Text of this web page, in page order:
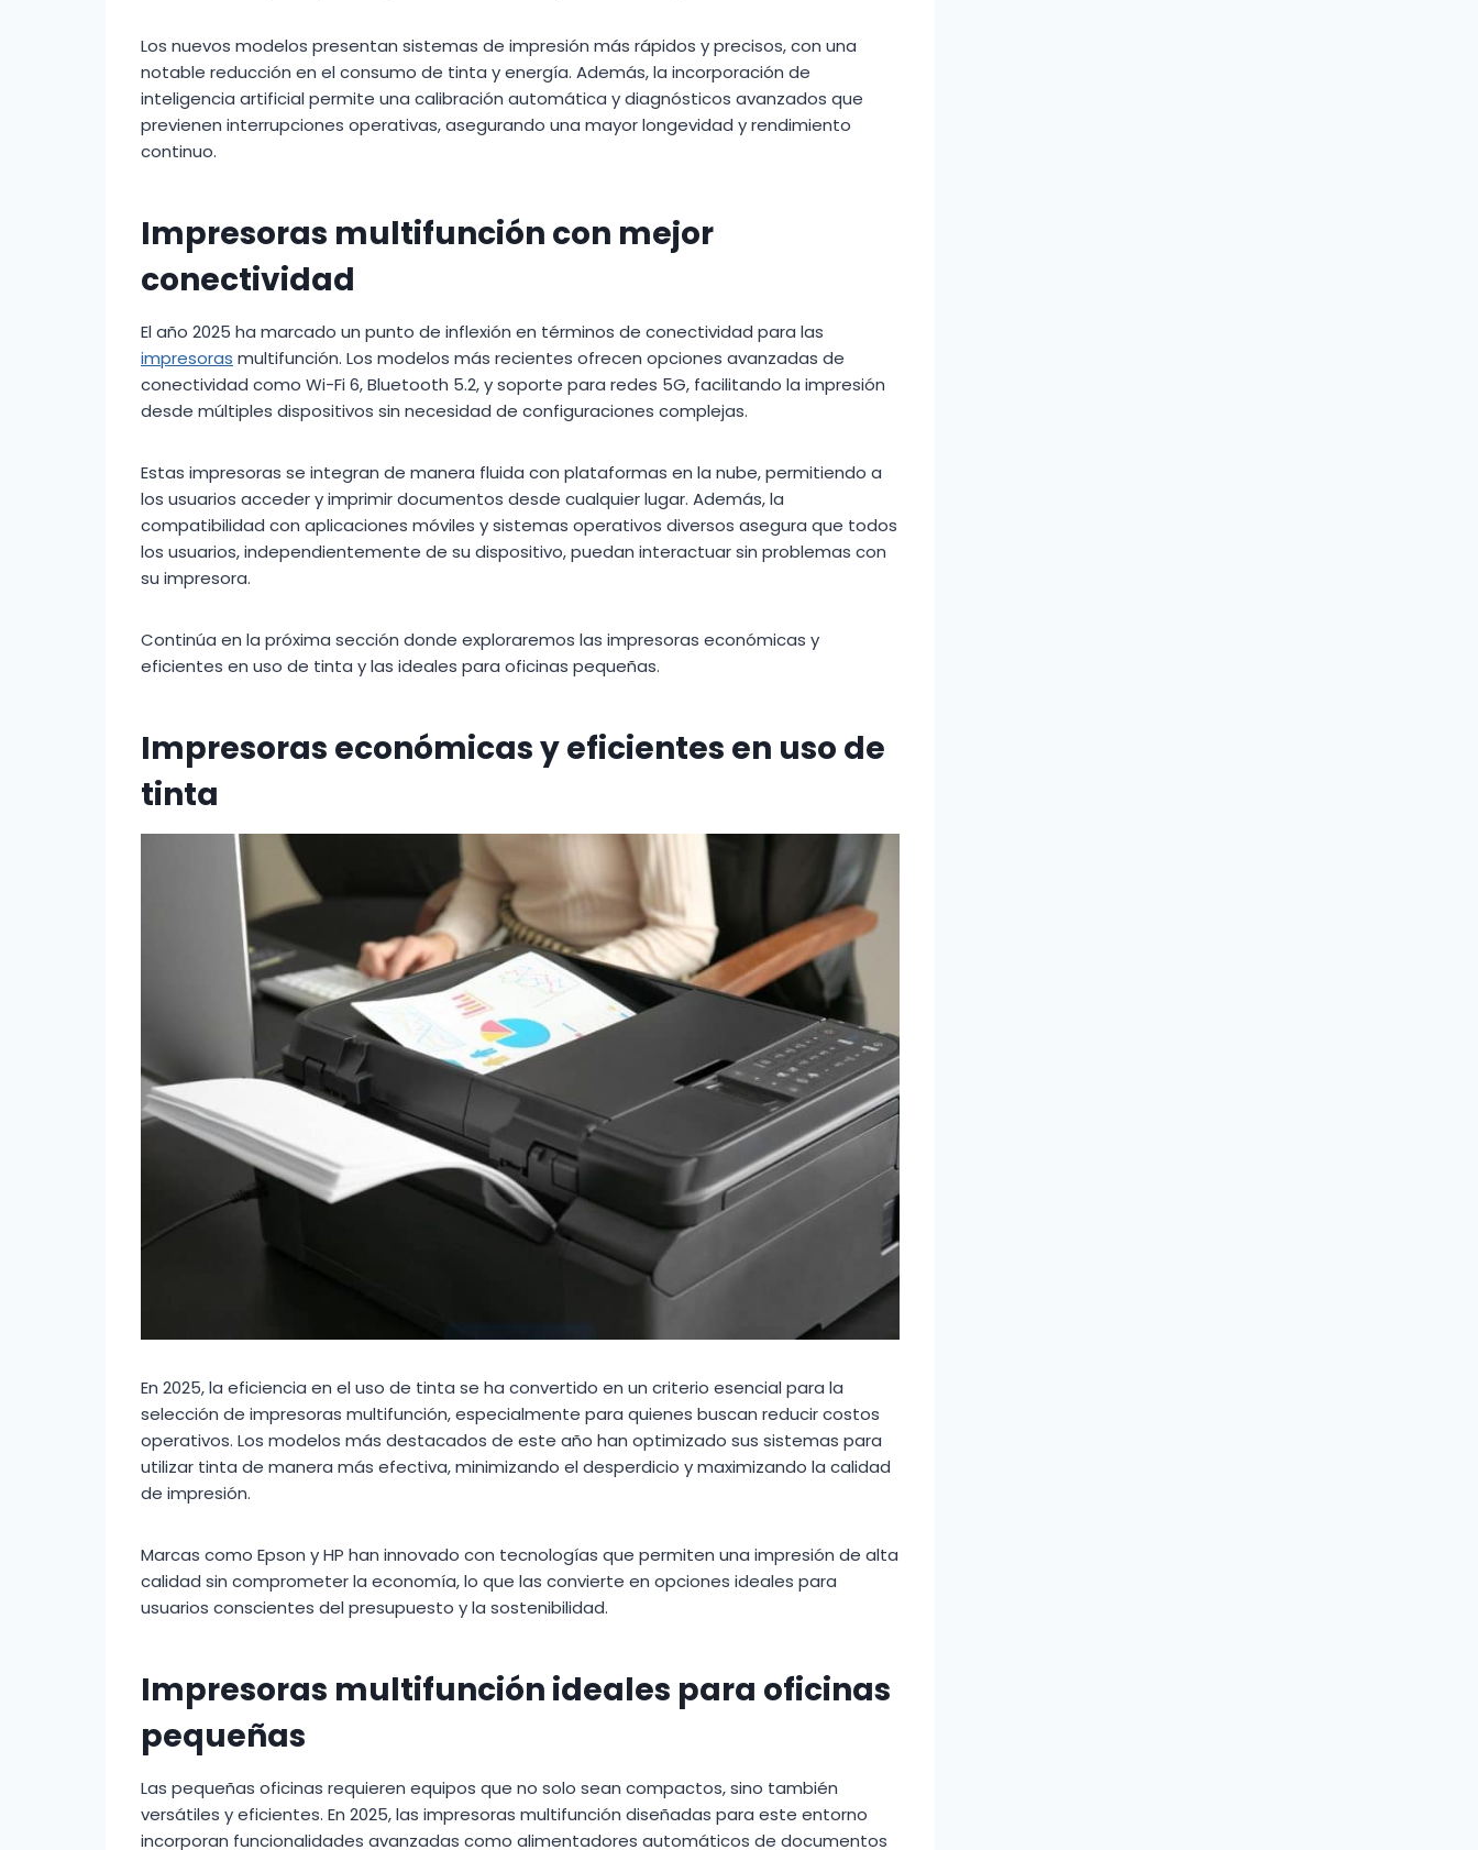
Los nuevos modelos presentan sistemas de impresión más rápidos y precisos, con una
notable reducción en el consumo de tinta y energía. Además, la incorporación de
inteligencia artificial permite una calibración automática y diagnósticos avanzados que
previenen interrupciones operativas, asegurando una mayor longevidad y rendimiento
continuo.
Impresoras multifunción con mejor
conectividad
El año 2025 ha marcado un punto de inflexión en términos de conectividad para las
impresoras multifunción. Los modelos más recientes ofrecen opciones avanzadas de
conectividad como Wi-Fi 6, Bluetooth 5.2, y soporte para redes 5G, facilitando la impresión
desde múltiples dispositivos sin necesidad de configuraciones complejas.
Estas impresoras se integran de manera fluida con plataformas en la nube, permitiendo a
los usuarios acceder y imprimir documentos desde cualquier lugar. Además, la
compatibilidad con aplicaciones móviles y sistemas operativos diversos asegura que todos
los usuarios, independientemente de su dispositivo, puedan interactuar sin problemas con
su impresora.
Continúa en la próxima sección donde exploraremos las impresoras económicas y
eficientes en uso de tinta y las ideales para oficinas pequeñas.
Impresoras económicas y eficientes en uso de
tinta
En 2025, la eficiencia en el uso de tinta se ha convertido en un criterio esencial para la
selección de impresoras multifunción, especialmente para quienes buscan reducir costos
operativos. Los modelos más destacados de este año han optimizado sus sistemas para
utilizar tinta de manera más efectiva, minimizando el desperdicio y maximizando la calidad
de impresión.
Marcas como Epson y HP han innovado con tecnologías que permiten una impresión de alta
calidad sin comprometer la economía, lo que las convierte en opciones ideales para
usuarios conscientes del presupuesto y la sostenibilidad.
Impresoras multifunción ideales para oficinas
pequeñas
Las pequeñas oficinas requieren equipos que no solo sean compactos, sino también
versátiles y eficientes. En 2025, las impresoras multifunción diseñadas para este entorno
incorporan funcionalidades avanzadas como alimentadores automáticos de documentos